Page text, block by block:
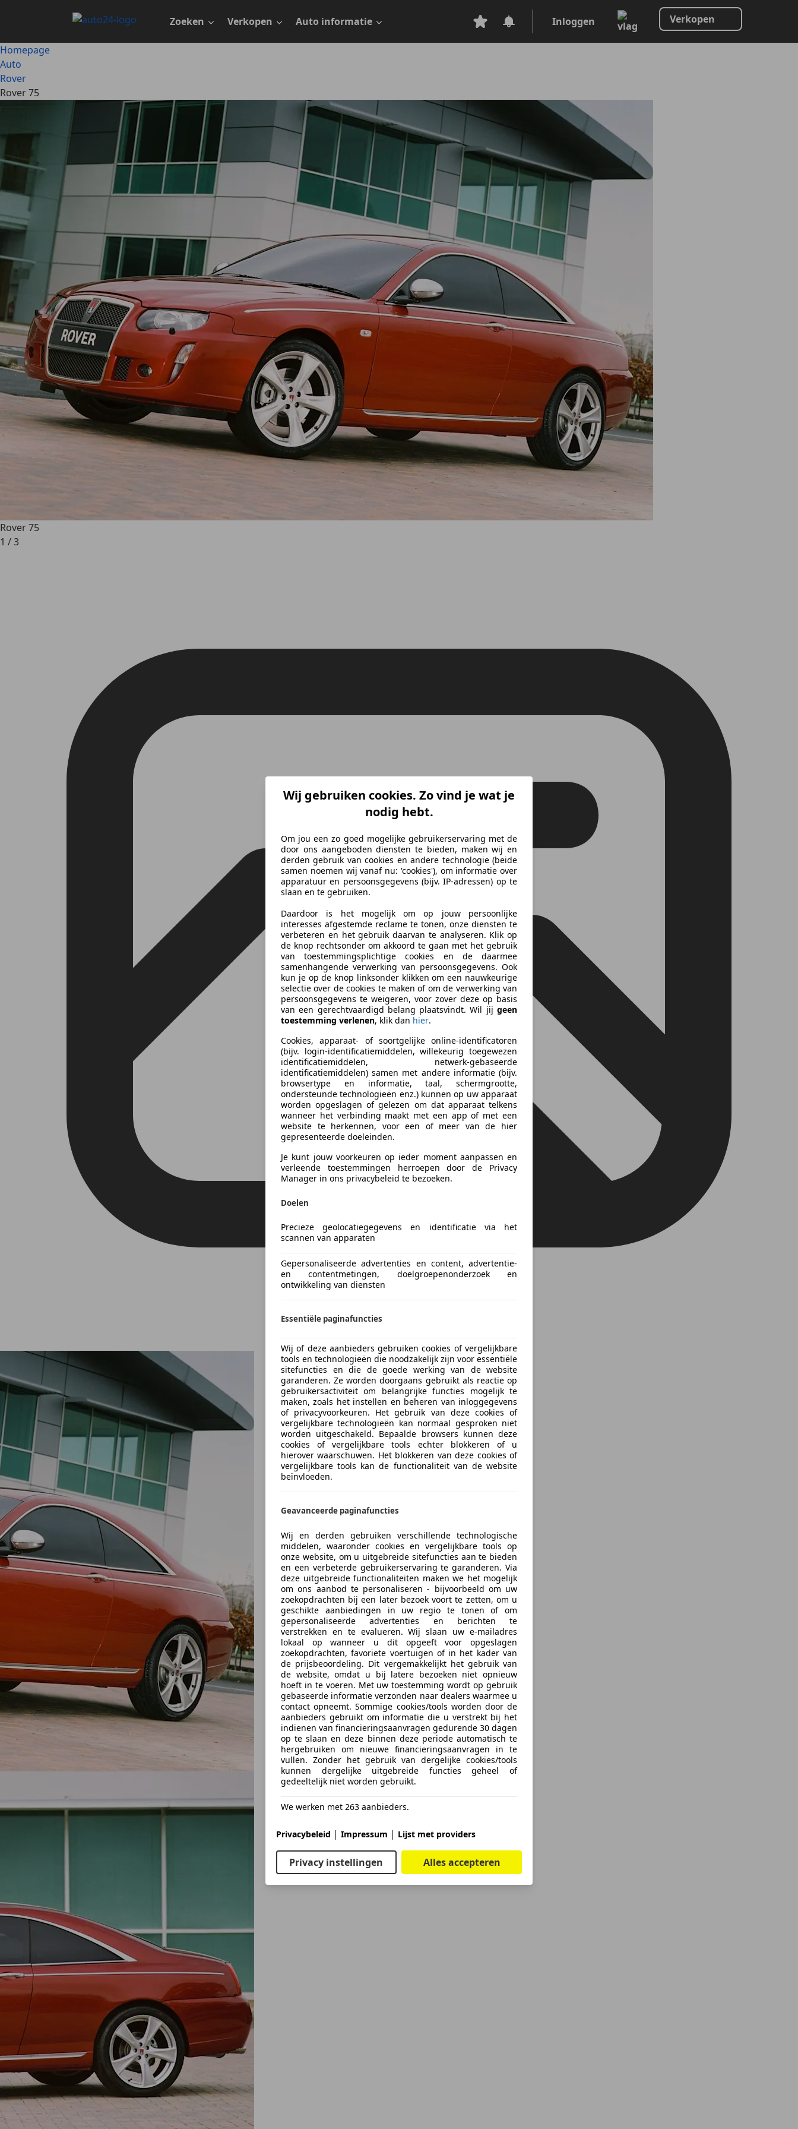
Zoeken Verkopen Auto informatie Inloggen Verkopen
Homepage
Auto
Rover
Rover 75
Rover 75
1 /3
Wij gebruiken cookies. Zo vind je wat je
nodig hebt.
Om jou een zo goed mogelijke gebruikerservaring met de
door ons aangeboden diensten te bieden, maken wij en
derden gebruik van cookies en andere technologie (beide
samen noemen wij vanaf nu: 'cookies'), om informatie over
apparatuur en persoonsgegevens (bijv. IP-adressen) op te
slaan en te gebruiken.
Daardoor is het mogelijk om op jouw persoonlijke
interesses afgestemde reclame te tonen, onze diensten te
verbeteren en het gebruik daarvan te analyseren. Klik op
de knop rechtsonder om akkoord te gaan met het gebruik
van toestemmingsplichtige cookies en de daarmee
samenhangende verwerking van persoonsgegevens. Ook
kun je op de knop linksonder klikken om een nauwkeurige
selectie over de cookies te maken of om de verwerking van
persoonsgegevens te weigeren, voor zover deze op basis
van een gerechtvaardigd belang plaatsvindt. Wil jij geen
toestemming verlenen, klik dan hier.
Cookies, apparaat- of soortgelijke online-identificatoren
(bijv. login-identificatiemiddelen, willekeurig toegewezen
identificatiemiddelen, netwerk-gebaseerde
identificatiemiddelen) samen met andere informatie (bijv.
browsertype en informatie, taal, schermgrootte,
ondersteunde technologieën enz.) kunnen op uw apparaat
worden opgeslagen of gelezen om dat apparaat telkens
wanneer het verbinding maakt met een app of met een
website te herkennen, voor een of meer van de hier
gepresenteerde doeleinden.
Je kunt jouw voorkeuren op ieder moment aanpassen en
verleende toestemmingen herroepen door de Privacy
Manager in ons privacybeleid te bezoeken.
Doelen
Precieze geolocatiegegevens en identificatie via het
scannen van apparaten
Gepersonaliseerde advertenties en content, advertentie-
en contentmetingen, doelgroepenonderzoek en
ontwikkeling van diensten
Essentiële paginafuncties
Wij of deze aanbieders gebruiken cookies of vergelijkbare
tools en technologieën die noodzakelijk zijn voor essentiële
sitefuncties en die de goede werking van de website
garanderen. Ze worden doorgaans gebruikt als reactie op
gebruikersactiviteit om belangrijke functies mogelijk te
maken, zoals het instellen en beheren van inloggegevens
of privacyvoorkeuren. Het gebruik van deze cookies of
vergelijkbare technologieën kan normaal gesproken niet
worden uitgeschakeld. Bepaalde browsers kunnen deze
cookies of vergelijkbare tools echter blokkeren of u
hierover waarschuwen. Het blokkeren van deze cookies of
vergelijkbare tools kan de functionaliteit van de website
beïnvloeden.
Geavanceerde paginafuncties
Wij en derden gebruiken verschillende technologische
middelen, waaronder cookies en vergelijkbare tools op
onze website, om u uitgebreide sitefuncties aan te bieden
en een verbeterde gebruikerservaring te garanderen. Via
deze uitgebreide functionaliteiten maken we het mogelijk
om ons aanbod te personaliseren - bijvoorbeeld om uw
zoekopdrachten bij een later bezoek voort te zetten, om u
geschikte aanbiedingen in uw regio te tonen of om
gepersonaliseerde advertenties en berichten te
verstrekken en te evalueren. Wij slaan uw e-mailadres
lokaal op wanneer u dit opgeeft voor opgeslagen
zoekopdrachten, favoriete voertuigen of in het kader van
de prijsbeoordeling. Dit vergemakkelijkt het gebruik van
de website, omdat u bij latere bezoeken niet opnieuw
hoeft in te voeren. Met uw toestemming wordt op gebruik
gebaseerde informatie verzonden naar dealers waarmee u
contact opneemt. Sommige cookies/tools worden door de
aanbieders gebruikt om informatie die u verstrekt bij het
indienen van financieringsaanvragen gedurende 30 dagen
op te slaan en deze binnen deze periode automatisch te
hergebruiken om nieuwe financieringsaanvragen in te
vullen. Zonder het gebruik van dergelijke cookies/tools
kunnen dergelijke uitgebreide functies geheel of
gedeeltelijk niet worden gebruikt.
We werken met 263 aanbieders.
Privacybeleid | Impressum | Lijst met providers
Privacy instellingen Alles accepteren